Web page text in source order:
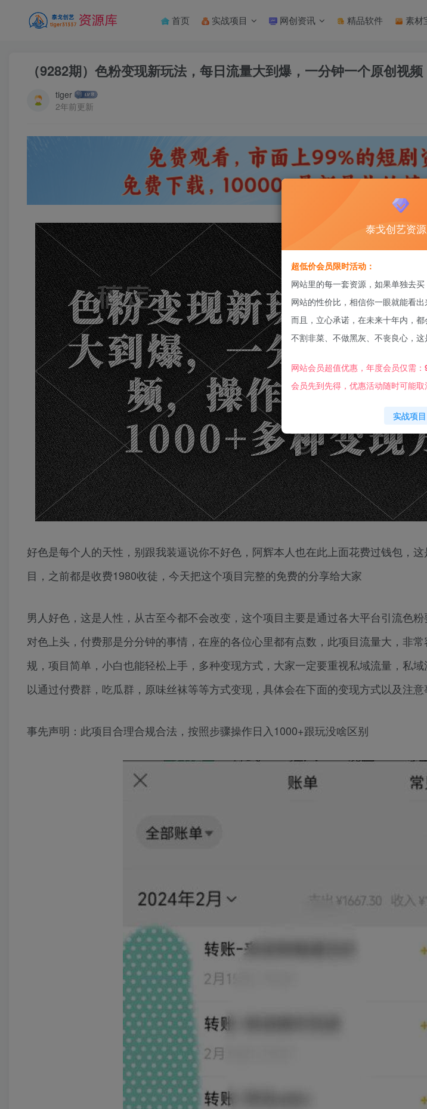
首页 实战项目 网创资讯 精品软件 素材
（9282期）色粉变现新玩法，每日流量大到爆，一分钟一个原创视
tiger
2年前更新
好色是每个人的天性，别跟我装逼说你不好色，阿辉本人也在此上面花费过钱包，
目，之前都是收费1980收徒，今天把这个项目完整的免费的分享给大家
男人好色，这是人性，从古至今都不会改变，这个项目主要是通过各大平台引流色
对色上头，付费那是分分钟的事情，在座的各位心里都有点数，此项目流量大，非
规，项目简单，小白也能轻松上手，多种变现方式，大家一定要重视私域流量，私
以通过付费群，吃瓜群，原味丝袜等等方式变现，具体会在下面的变现方式以及注
事先声明：此项目合理合规合法，按照步骤操作日入1000+跟玩没啥区别
泰戈创艺资
超低价会员限时活动：
网站里的每一套资源，如果单独去买
网站的性价比，相信你一眼就能看出
而且，立心承诺，在未来十年内，都
不割非菜、不做黑灰、不丧良心，这
网站会员超值优惠，年度会员仅需：
会员先到先得，优惠活动随时可能取
实战项目